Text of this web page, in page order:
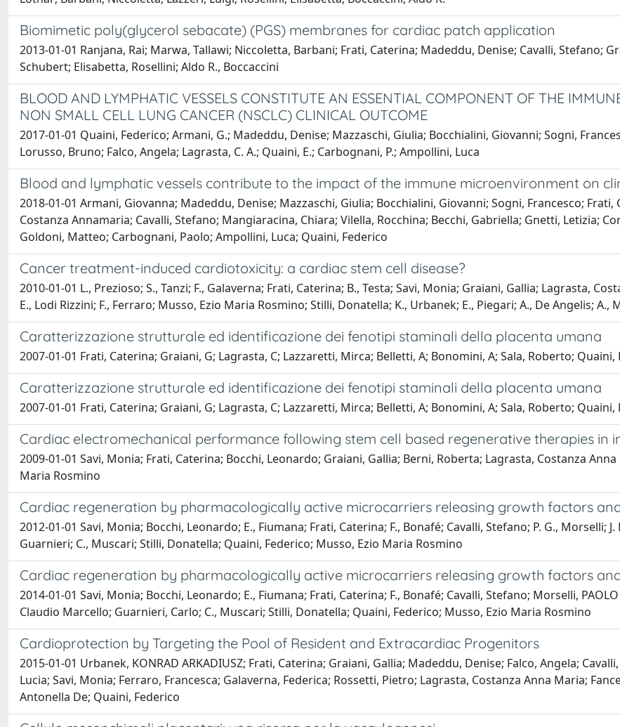
Biomimetic poly(glycerol sebacate) (PGS) membranes for cardiac patch application
2013-01-01 Ranjana, Rai; Marwa, Tallawi; Niccoletta, Barbani; Frati, Caterina; Madeddu, Denise; Cavalli, Stefano;
Schubert; Elisabetta, Rosellini; Aldo R., Boccaccini
BLOOD AND LYMPHATIC VESSELS CONSTITUTE AN ESSENTIAL COMPONENT OF THE
NON SMALL CELL LUNG CANCER (NSCLC) CLINICAL OUTCOME
2017-01-01 Quaini, Federico; Armani, G.; Madeddu, Denise; Mazzaschi, Giulia; Bocchialini, Giovanni; Sogni,
Lorusso, Bruno; Falco, Angela; Lagrasta, C. A.; Quaini, E.; Carbognani, P.; Ampollini, Luca
Blood and lymphatic vessels contribute to the impact of the immune microenvironment on
2018-01-01 Armani, Giovanna; Madeddu, Denise; Mazzaschi, Giulia; Bocchialini, Giovanni; Sogni, Francesco;
Costanza Annamaria; Cavalli, Stefano; Mangiaracina, Chiara; Vilella, Rocchina; Becchi, Gabriella; Gnetti, Letizia;
Goldoni, Matteo; Carbognani, Paolo; Ampollini, Luca; Quaini, Federico
Cancer treatment-induced cardiotoxicity: a cardiac stem cell disease?
2010-01-01 L., Prezioso; S., Tanzi; F., Galaverna; Frati, Caterina; B., Testa; Savi, Monia; Graiani, Gallia; Lagrasta,
E., Lodi Rizzini; F., Ferraro; Musso, Ezio Maria Rosmino; Stilli, Donatella; K., Urbanek; E., Piegari; A., De Angelis; A.,
Caratterizzazione strutturale ed identificazione dei fenotipi staminali della placenta umana
2007-01-01 Frati, Caterina; Graiani, G; Lagrasta, C; Lazzaretti, Mirca; Belletti, A; Bonomini, A; Sala, Roberto; Quaini,
Caratterizzazione strutturale ed identificazione dei fenotipi staminali della placenta umana
2007-01-01 Frati, Caterina; Graiani, G; Lagrasta, C; Lazzaretti, Mirca; Belletti, A; Bonomini, A; Sala, Roberto; Quaini,
Cardiac electromechanical performance following stem cell based regenerative therapies in
2009-01-01 Savi, Monia; Frati, Caterina; Bocchi, Leonardo; Graiani, Gallia; Berni, Roberta; Lagrasta, Costanza
Maria Rosmino
Cardiac regeneration by pharmacologically active microcarriers releasing growth factors
2012-01-01 Savi, Monia; Bocchi, Leonardo; E., Fiumana; Frati, Caterina; F., Bonafé; Cavalli, Stefano; P. G., Morselli;
Guarnieri; C., Muscari; Stilli, Donatella; Quaini, Federico; Musso, Ezio Maria Rosmino
Cardiac regeneration by pharmacologically active microcarriers releasing growth factors
2014-01-01 Savi, Monia; Bocchi, Leonardo; E., Fiumana; Frati, Caterina; F., Bonafé; Cavalli, Stefano; Morselli,
Claudio Marcello; Guarnieri, Carlo; C., Muscari; Stilli, Donatella; Quaini, Federico; Musso, Ezio Maria Rosmino
Cardioprotection by Targeting the Pool of Resident and Extracardiac Progenitors
2015-01-01 Urbanek, KONRAD ARKADIUSZ; Frati, Caterina; Graiani, Gallia; Madeddu, Denise; Falco, Angela;
Lucia; Savi, Monia; Ferraro, Francesca; Galaverna, Federica; Rossetti, Pietro; Lagrasta, Costanza Anna Maria;
Antonella De; Quaini, Federico